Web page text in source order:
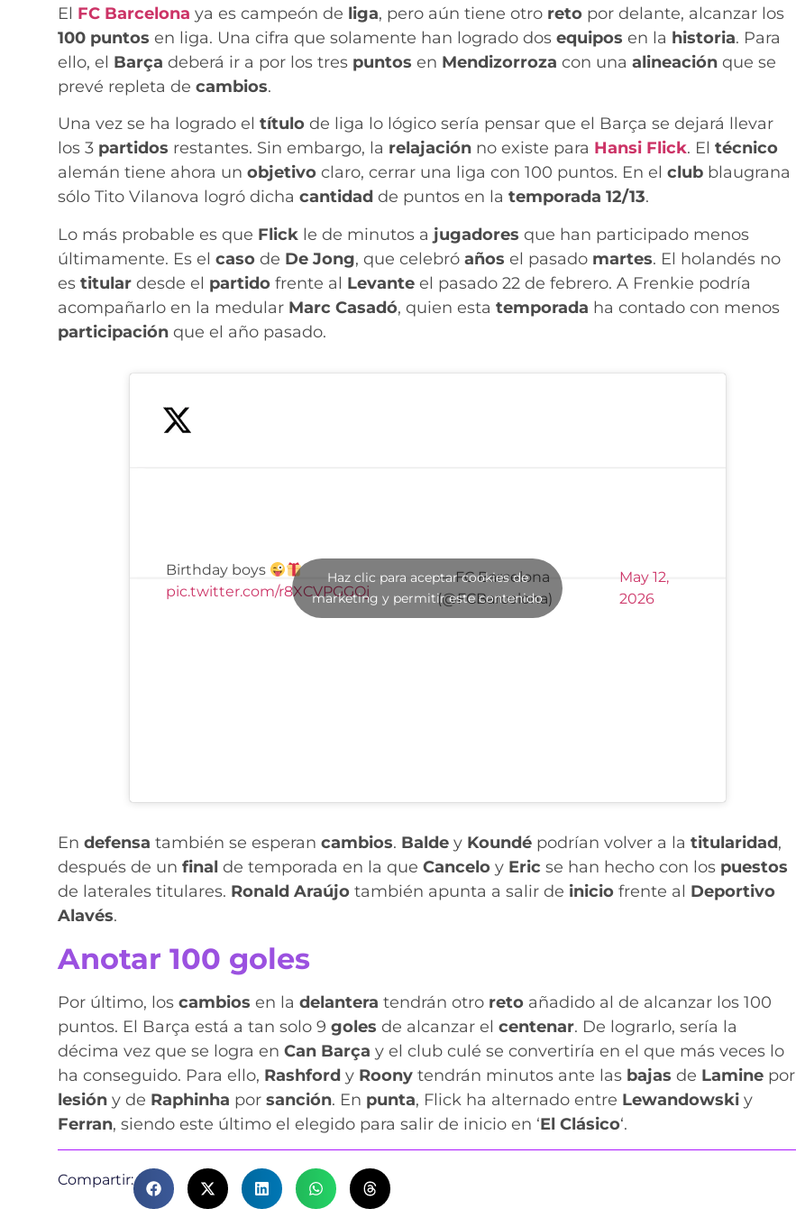
El FC Barcelona ya es campeón de liga, pero aún tiene otro reto por delante, alcanzar los
100 puntos en liga. Una cifra que solamente han logrado dos equipos en la historia. Para
ello, el Barça deberá ir a por los tres puntos en Mendizorroza con una alineación que se
prevé repleta de cambios.
Una vez se ha logrado el título de liga lo lógico sería pensar que el Barça se dejará llevar
los 3 partidos restantes. Sin embargo, la relajación no existe para Hansi Flick. El técnico
alemán tiene ahora un objetivo claro, cerrar una liga con 100 puntos. En el club blaugrana
sólo Tito Vilanova logró dicha cantidad de puntos en la temporada 12/13.
Lo más probable es que Flick le de minutos a jugadores que han participado menos
últimamente. Es el caso de De Jong, que celebró años el pasado martes. El holandés no
es titular desde el partido frente al Levante el pasado 22 de febrero. A Frenkie podría
acompañarlo en la medular Marc Casadó, quien esta temporada ha contado con menos
participación que el año pasado.
Birthday boys
pic.twitter.com/r8XCVPGGOj
— FC Barcelona
(@FCBarcelona)
May 12,
2026
Haz clic para aceptar cookies de
marketing y permitir este contenido
En defensa también se esperan cambios. Balde y Koundé podrían volver a la titularidad,
después de un final de temporada en la que Cancelo y Eric se han hecho con los puestos
de laterales titulares. Ronald Araújo también apunta a salir de inicio frente al Deportivo
Alavés.
Anotar 100 goles
Por último, los cambios en la delantera tendrán otro reto añadido al de alcanzar los 100
puntos. El Barça está a tan solo 9 goles de alcanzar el centenar. De lograrlo, sería la
décima vez que se logra en Can Barça y el club culé se convertiría en el que más veces lo
ha conseguido. Para ello, Rashford y Roony tendrán minutos ante las bajas de Lamine por
lesión y de Raphinha por sanción. En punta, Flick ha alternado entre Lewandowski y
Ferran, siendo este último el elegido para salir de inicio en ‘El Clásico‘.
Compartir: